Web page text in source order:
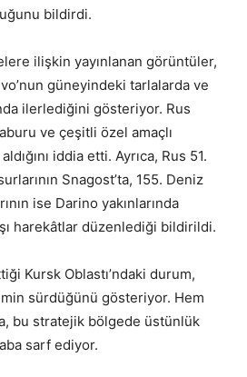
bildirdi.
ilişkin yayınlanan görüntüler,
güneyindeki tarlalarda ve
ilerlediğini gösteriyor. Rus
ve çeşitli özel amaçlı
iddia etti. Ayrıca, Rus 51.
Snagost’ta, 155. Deniz
ise Darino yakınlarında
harekâtlar düzenlediği bildirildi.
Kursk Oblastı’ndaki durum,
sürdüğünü gösteriyor. Hem
bu stratejik bölgede üstünlük
sarf ediyor.